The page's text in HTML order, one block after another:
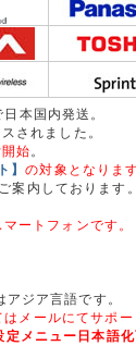
日本国内発送。
されました。
始 。
】の対象となります
案内しております。
ートフォンです。
ジア言語です。
メールにてサポー
メニュー日本語化